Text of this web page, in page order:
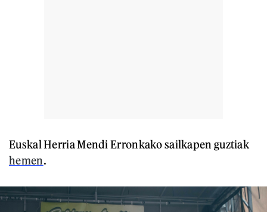
Euskal Herria Mendi Erronkako sailkapen guztiak
hemen.